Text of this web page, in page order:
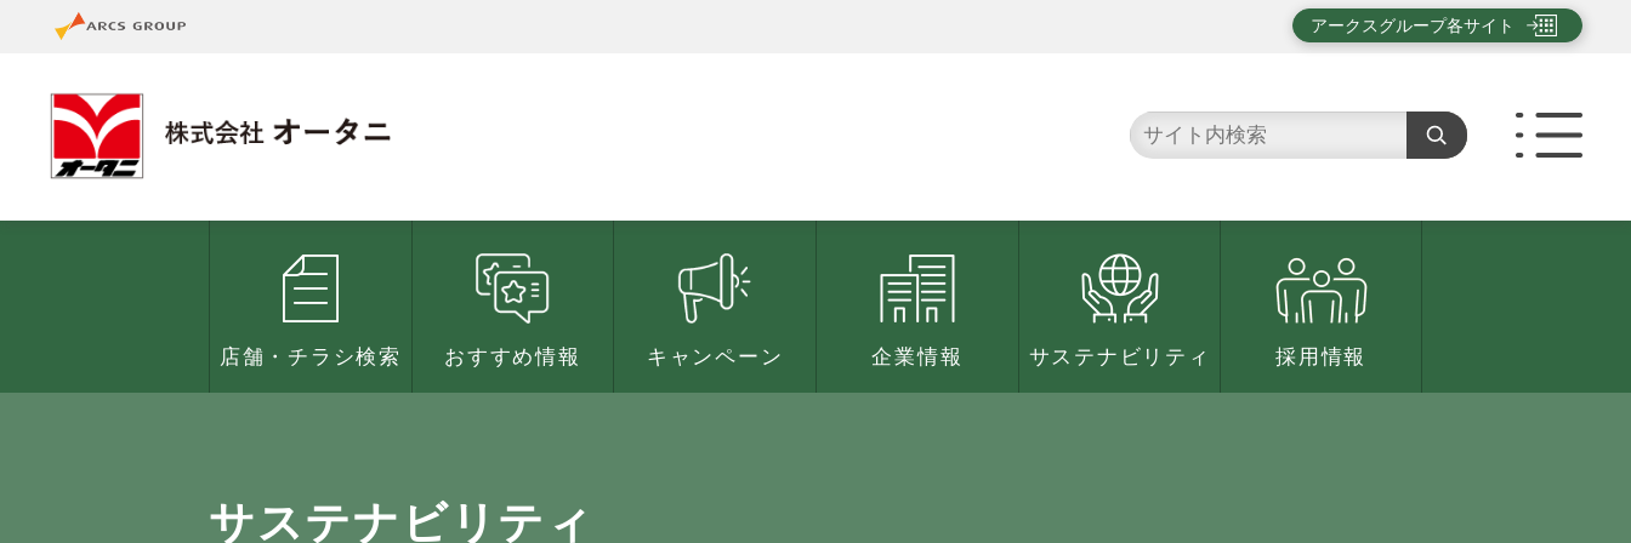
アークスグループ各サイト
店舗・チラシ検索 おすすめ情報 キャンペーン 企業情報 サステナビリティ 採用情報
サステナビリティ